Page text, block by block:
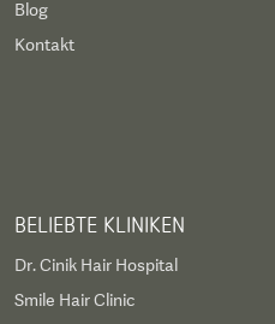
Blog
Kontakt
BELIEBTE KLINIKEN
Dr. Cinik Hair Hospital
Smile Hair Clinic